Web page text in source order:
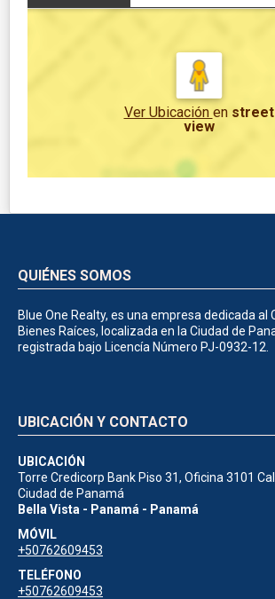
Ver Ubicación en street
view
QUIÉNES SOMOS
Blue One Realty, es una empresa dedicada al
Bienes Raíces, localizada en la Ciudad de
registrada bajo Licencía Número PJ-0932-12.
UBICACIÓN Y CONTACTO
UBICACIÓN
Torre Credicorp Bank Piso 31, Oficina 3101
Ciudad de Panamá
Bella Vista - Panamá - Panamá
MÓVIL
+50762609453
TELÉFONO
+50762609453